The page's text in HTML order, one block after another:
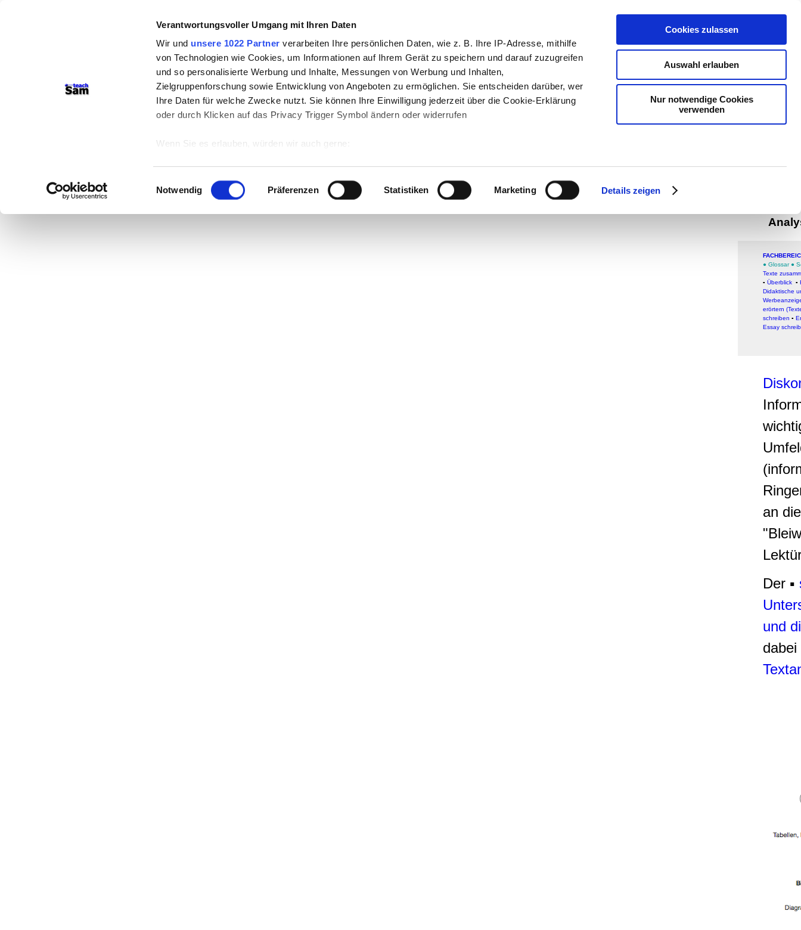
Verantwortungsvoller Umgang mit Ihren Daten
Wir und unsere 1022 Partner verarbeiten Ihre persönlichen Daten, wie z. B. Ihre IP-Adresse, mithilfe
von Technologien wie Cookies, um Informationen auf Ihrem Gerät zu speichern und darauf zuzugreifen
und so personalisierte Werbung und Inhalte, Messungen von Werbung und Inhalten,
Zielgruppenforschung sowie Entwicklung von Angeboten zu ermöglichen. Sie entscheiden darüber, wer
Ihre Daten für welche Zwecke nutzt. Sie können Ihre Einwilligung jederzeit über die Cookie-Erklärung
oder durch Klicken auf das Privacy Trigger Symbol ändern oder widerrufen
Wenn Sie es erlauben, würden wir auch gerne:
Ihr Gerät durch aktives Scannen nach bestimmten Merkmalen (Fingerprinting) identifizieren
Erfahren Sie mehr darüber, wie Ihre persönlichen Daten verarbeitet werden, und legen Sie Ihre
Präferenzen imAbschnitt Einzelheitenfest.
Einwilligungsauswahl
Notwendig Präferenzen Statistiken Marketing Details zeigen
Cookies zulassen
Auswahl erlauben
Nur notwendige Cookies
verwenden
-
● Glossar ●
Texte
▪ Überblick ▪
Didaktische
erörtern
schreiben ▪
Essay
an
Der ▪
und